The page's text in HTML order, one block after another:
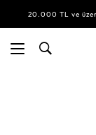
20.000 TL ve